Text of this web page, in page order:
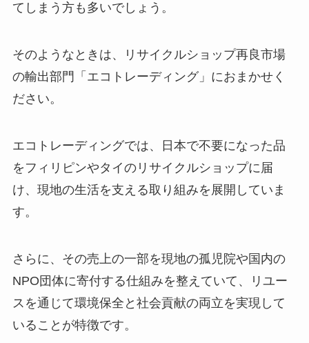
てしまう方も多いでしょう。
そのようなときは、リサイクルショップ再良市場
の輸出部門「エコトレーディング」におまかせく
ださい。
エコトレーディングでは、日本で不要になった品
をフィリピンやタイのリサイクルショップに届
け、現地の生活を支える取り組みを展開していま
す。
さらに、その売上の一部を現地の孤児院や国内の
NPO団体に寄付する仕組みを整えていて、リユー
スを通じて環境保全と社会貢献の両立を実現して
いることが特徴です。